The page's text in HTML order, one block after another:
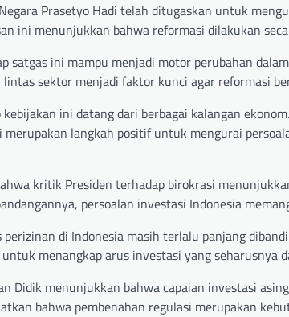
Prasetyo Hadi telah ditugaskan untuk
ini menunjukkan bahwa reformasi dilakukan
satgas ini mampu menjadi motor perubahan
lintas sektor menjadi faktor kunci agar reformasi
ini datang dari berbagai kalangan
merupakan langkah positif untuk mengurai
kritik Presiden terhadap birokrasi
persoalan investasi Indonesia
perizinan di Indonesia masih terlalu panjang
menangkap arus investasi yang seharusnya
Didik menunjukkan bahwa capaian investasi
bahwa pembenahan regulasi merupakan